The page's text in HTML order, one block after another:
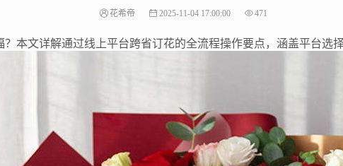
花希帝 2025-11-04 17:00:00 471
本文详解通过线上平台跨省订花的全流程操作要点，涵盖平台选